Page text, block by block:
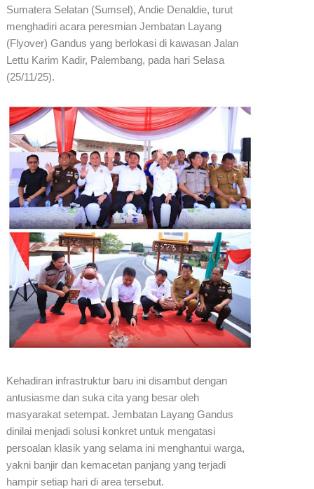
Sumatera Selatan (Sumsel), Andie Denaldie, turut
menghadiri acara peresmian Jembatan Layang
(Flyover) Gandus yang berlokasi di kawasan Jalan
Lettu Karim Kadir, Palembang, pada hari Selasa
(25/11/25).
Kehadiran infrastruktur baru ini disambut dengan
antusiasme dan suka cita yang besar oleh
masyarakat setempat. Jembatan Layang Gandus
dinilai menjadi solusi konkret untuk mengatasi
persoalan klasik yang selama ini menghantui warga,
yakni banjir dan kemacetan panjang yang terjadi
hampir setiap hari di area tersebut.